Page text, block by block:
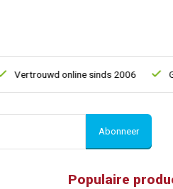
online sinds 2006
Abonneer
Populaire